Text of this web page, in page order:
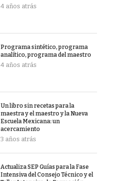
4 años atrás
Programa sintético, programa
analítico, programa del maestro
4 años atrás
Un libro sin recetas para la
maestra y el maestro y la Nueva
Escuela Mexicana: un
acercamiento
3 años atrás
Actualiza SEP Guías para la Fase
Intensiva del Consejo Técnico y el